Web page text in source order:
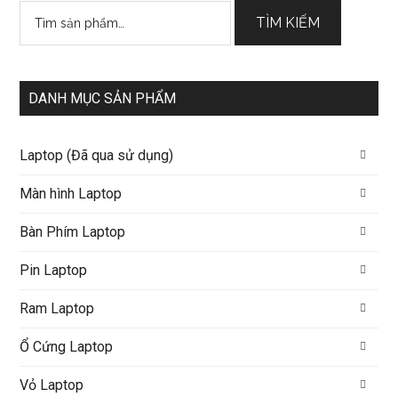
TÌM KIẾM
DANH MỤC SẢN PHẨM
Laptop (Đã qua sử dụng)
Màn hình Laptop
Bàn Phím Laptop
Pin Laptop
Ram Laptop
Ổ Cứng Laptop
Vỏ Laptop